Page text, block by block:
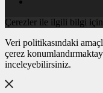
Çerezler ile ilgili bilgi için
Veri politikasındaki
çerez
inceleyebilirsiniz.